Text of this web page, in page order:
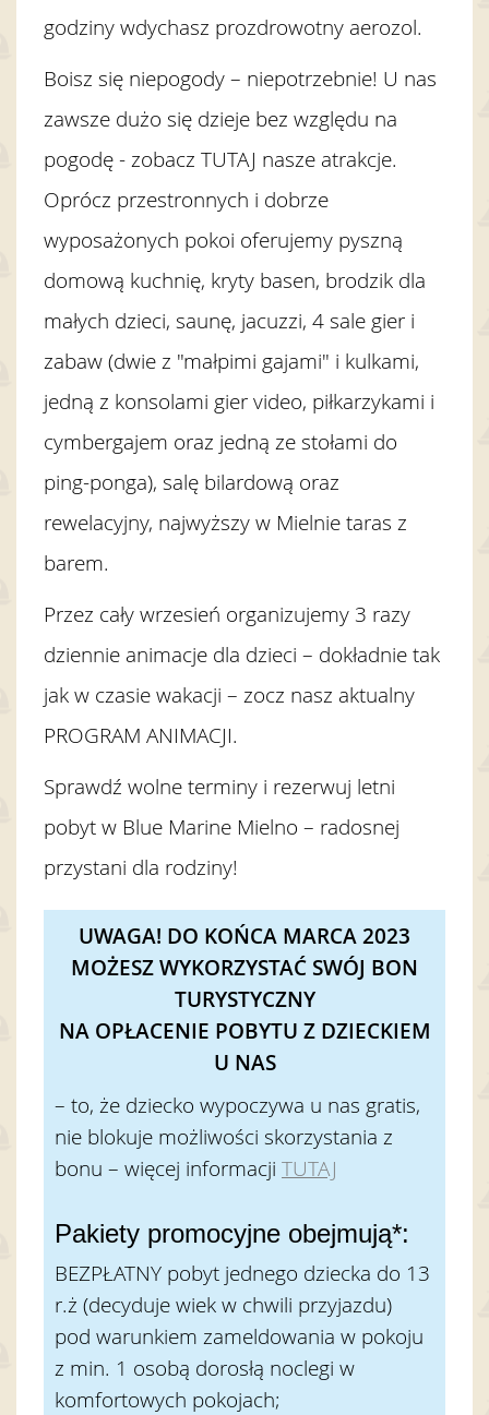
godziny wdychasz prozdrowotny aerozol.
Boisz się niepogody – niepotrzebnie! U nas
zawsze dużo się dzieje bez względu na
pogodę - zobacz TUTAJ nasze atrakcje.
Oprócz przestronnych i dobrze
wyposażonych pokoi oferujemy pyszną
domową kuchnię, kryty basen, brodzik dla
małych dzieci, saunę, jacuzzi, 4 sale gier i
zabaw (dwie z "małpimi gajami" i kulkami,
jedną z konsolami gier video, piłkarzykami i
cymbergajem oraz jedną ze stołami do
ping-ponga), salę bilardową oraz
rewelacyjny, najwyższy w Mielnie taras z
barem.
Przez cały wrzesień organizujemy 3 razy
dziennie animacje dla dzieci – dokładnie tak
jak w czasie wakacji – zocz nasz aktualny
PROGRAM ANIMACJI.
Sprawdź wolne terminy i rezerwuj letni
pobyt w Blue Marine Mielno – radosnej
przystani dla rodziny!
Content Blocks
UWAGA! DO KOŃCA MARCA 2023
MOŻESZ WYKORZYSTAĆ SWÓJ BON
TURYSTYCZNY
NA OPŁACENIE POBYTU Z DZIECKIEM
U NAS
– to, że dziecko wypoczywa u nas gratis,
nie blokuje możliwości skorzystania z
bonu – więcej informacji TUTAJ
Pakiety promocyjne obejmują*:
BEZPŁATNY pobyt jednego dziecka do 13
r.ż (decyduje wiek w chwili przyjazdu)
pod warunkiem zameldowania w pokoju
z min. 1 osobą dorosłą noclegi w
komfortowych pokojach;